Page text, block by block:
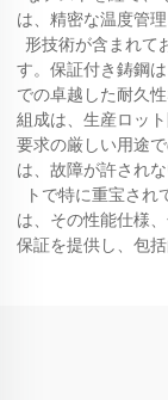
は、精密な温度管
形技術が含まれて
す。保証付き鋳鋼
での卓越した耐久
組成は、生産ロッ
要求の厳しい用途
は、故障が許され
トで特に重宝さ
は、その性能仕様
保証を提供し、包